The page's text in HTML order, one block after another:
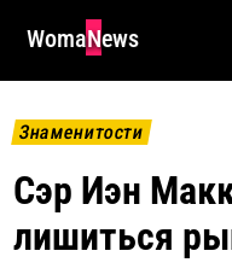
WomaNews
Знаменитости
Сэр Иэн
лишиться